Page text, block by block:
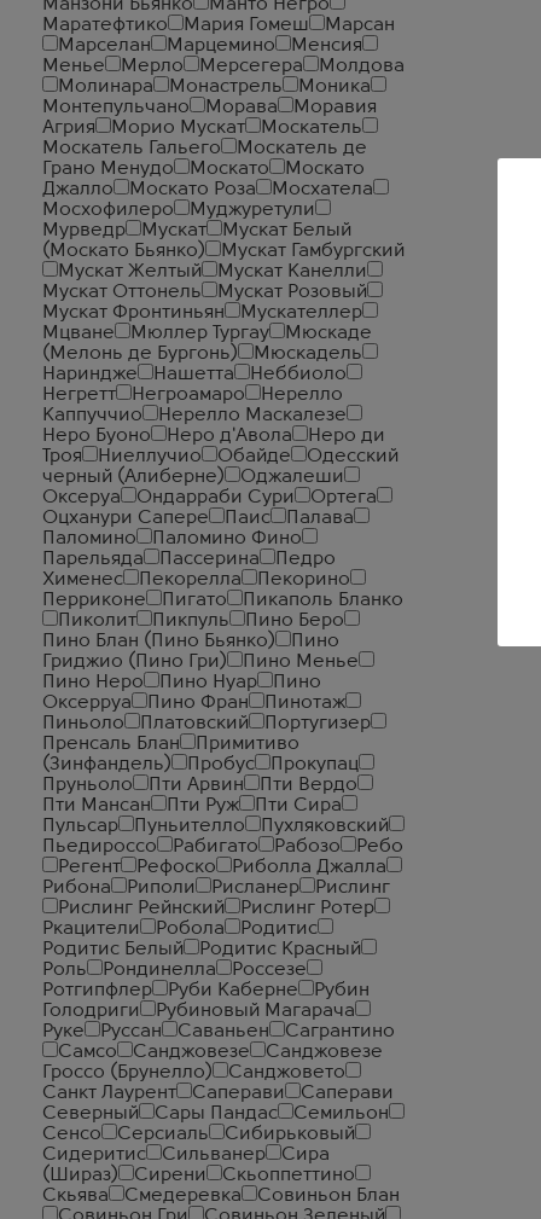
Манзони Бьянко
Манто Негро
Маратефтико
Мария Гомеш
Марсан
Марселан
Марцемино
Менсия
Менье
Мерло Мерсегера
Молдова
Молинара
Монастрель
Моника
Монтепульчано
Морава
Моравия
Агрия
Морио Мускат
Москатель
Москатель Гальего
Москатель де
Грано Менудо
Москато
Москато
Джалло
Москато Роза
Мосхатела
Мосхофилеро
Муджуретули
Мурведр
Мускат
Мускат Белый
(Москато Бьянко)
Мускат Гамбургский
Мускат Желтый
Мускат Канелли
Мускат Оттонель
Мускат Розовый
Мускат Фронтиньян
Мускателлер
Мцване
Мюллер Тургау
Мюскаде
(Мелонь де Бургонь)
Мюскадель
Нариндже
Нашетта
Неббиоло
Негретт
Негроамаро
Нерелло
Каппуччио
Нерелло Маскалезе
Неро Буоно
Неро д'Авола
Неро ди
Троя
Ниеллучио Обайде
Одесский
черный (Алиберне)
Оджалеши
Оксеруа
Ондарраби Сури
Ортега
Оцханури Сапере
Паис
Палава
Паломино
Паломино Фино
Парельяда
Пассерина
Педро
Хименес
Пекорелла
Пекорино
Перриконе
Пигато
Пикаполь Бланко
Пиколит
Пикпуль
Пино Беро
Пино Блан (Пино Бьянко)
Пино
Гриджио (Пино Гри)
Пино Менье
Пино Неро
Пино Нуар
Пино
Оксерруа
Пино Фран
Пинотаж
Пиньоло
Платовский
Португизер
Пренсаль Блан
Примитиво
(Зинфандель)
Пробус
Прокупац
Пруньоло
Пти Арвин
Пти Вердо
Пти Мансан
Пти Руж
Пти Сира
Пульсар
Пуньителло
Пухляковский
Пьедироссо
Рабигато Рабозо
Ребо
Регент
Рефоско
Риболла Джалла
Рибона
Риполи Рисланер
Рислинг
Рислинг Рейнский
Рислинг Ротер
Ркацители
Робола
Родитис
Родитис Белый
Родитис Красный
Роль
Рондинелла
Россезе
Ротгипфлер
Руби Каберне
Рубин
Голодриги
Рубиновый Магарача
Руке
Руссан Саваньен
Сагрантино
Самсо
Санджовезе
Санджовезе
Гроссо (Брунелло)
Санджовето
Санкт Лаурент
Саперави
Саперави
Северный
Сары Пандас
Семильон
Сенсо
Серсиаль
Сибирьковый
Сидеритис
Сильванер
Сира
(Шираз)
Сирени
Скьоппеттино
Скьява
Смедеревка
Совиньон Блан